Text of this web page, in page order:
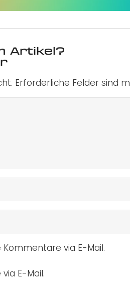
Artikel?
Erforderliche Felder sind
via E-Mail.
E-Mail.